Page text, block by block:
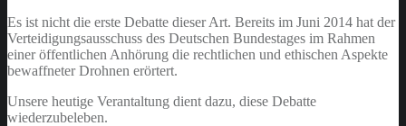
Es ist nicht die erste Debatte dieser Art. Bereits im Juni 2014 hat der
Verteidigungsausschuss des Deutschen Bundestages im Rahmen
einer öffentlichen Anhörung die rechtlichen und ethischen Aspekte
bewaffneter Drohnen erörtert.
Unsere heutige Verantaltung dient dazu, diese Debatte
wiederzubeleben.